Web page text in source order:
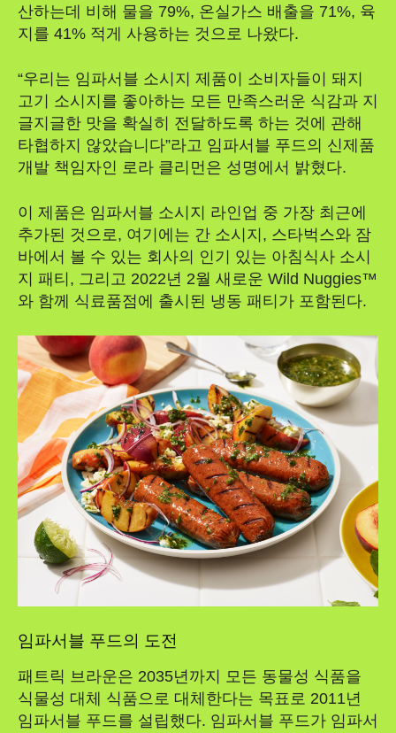
산하는데 비해 물을 79%, 온실가스 배출을 71%, 육
지를 41% 적게 사용하는 것으로 나왔다.
“우리는 임파서블 소시지 제품이 소비자들이 돼지
고기 소시지를 좋아하는 모든 만족스러운 식감과 지
글지글한 맛을 확실히 전달하도록 하는 것에 관해
타협하지 않았습니다”라고 임파서블 푸드의 신제품
개발 책임자인 로라 클리먼은 성명에서 밝혔다.
이 제품은 임파서블 소시지 라인업 중 가장 최근에
추가된 것으로, 여기에는 간 소시지, 스타벅스와 잠
바에서 볼 수 있는 회사의 인기 있는 아침식사 소시
지 패티, 그리고 2022년 2월 새로운 Wild Nuggies™
와 함께 식료품점에 출시된 냉동 패티가 포함된다.
임파서블 푸드의 도전
패트릭 브라운은 2035년까지 모든 동물성 식품을
식물성 대체 식품으로 대체한다는 목표로 2011년
임파서블 푸드를 설립했다. 임파서블 푸드가 임파서